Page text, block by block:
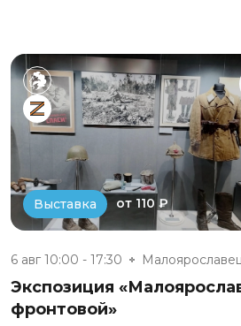
Выставка от 110 ₽
6 авг 10:00 - 17:30
Экспозиция
фронтовой»